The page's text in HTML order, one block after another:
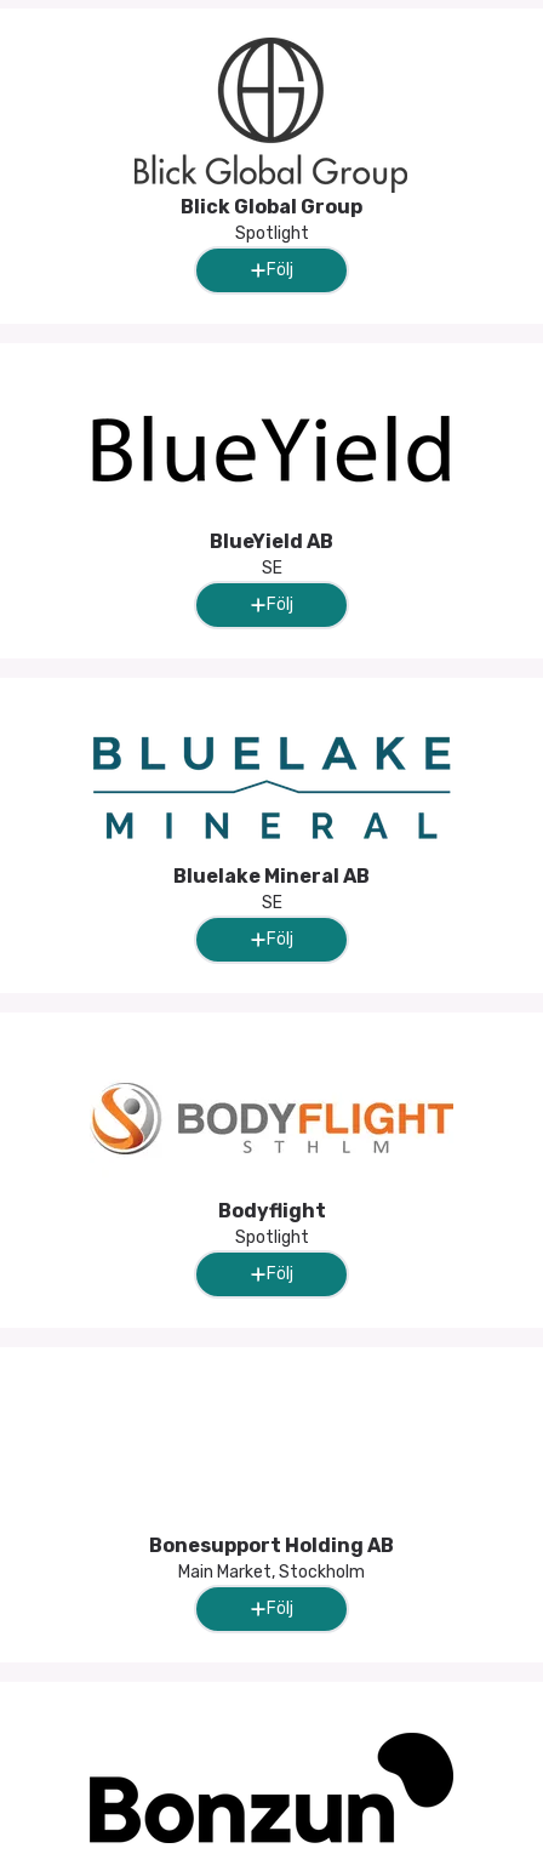
Blick Global Group
Spotlight
Följ
BlueYield AB
SE
Följ
Bluelake Mineral AB
SE
Följ
Bodyflight
Spotlight
Följ
Bonesupport Holding AB
Main Market, Stockholm
Följ